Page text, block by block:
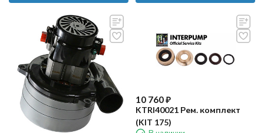
10 760₽
KTRI40021 Рем. комплект
(KIT 175)